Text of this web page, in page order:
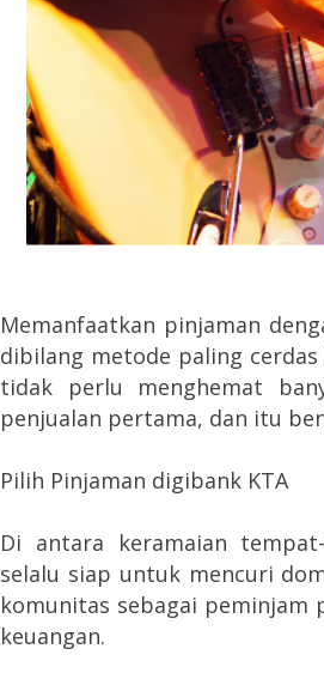
Memanfaatkan pinjaman
dibilang metode paling
tidak perlu menghemat
penjualan pertama, dan itu
Pilih Pinjaman digibank KTA
Di antara keramaian
selalu siap untuk mencuri
komunitas sebagai
keuangan.